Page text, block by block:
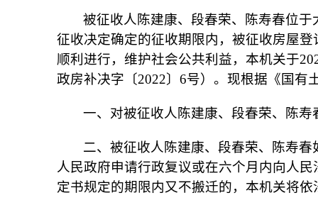
被征收人陈建康、段春荣、陈寿春位
征收决定确定的征收期限内，被征收房屋
顺利进行，维护社会公共利益，本机关于
政房补决字〔2022〕6号）。现根据《国有
一、对被征收人陈建康、段春荣、陈
二、被征收人陈建康、段春荣、陈寿
人民政府申请行政复议或在六个月内向人
定书规定的期限内又不搬迁的，本机关将